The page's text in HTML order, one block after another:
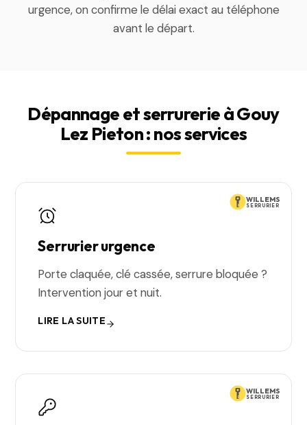
urgence, on confirme le délai exact au téléphone
avant le départ.
Dépannage et serrurerie à Gouy
Lez Pieton : nos services
WILLEMS
SERRURIER
Serrurier urgence
Porte claquée, clé cassée, serrure bloquée ?
Intervention jour et nuit.
LIRE LA SUITE
WILLEMS
SERRURIER